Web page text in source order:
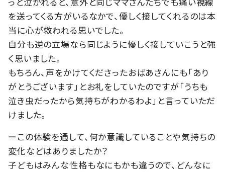
を送ってくる方がいるなかで、優しく接してくれるのは本
当に心が救われる思いでした。
自分も逆の立場なら同じように優しく接していこうと強
く思いました。
もちろん、声をかけてくださったおばあさんにも「あり
がとうございます」とお礼をしていたのですが「うちも
泣き虫だったから気持ちがわかるわよ」と言っていただ
けました。
ーこの体験を通して、何か意識していることや気持ちの
変化などはありましたか？
子どもはみんな性格もなにもかも違うので、どんなに